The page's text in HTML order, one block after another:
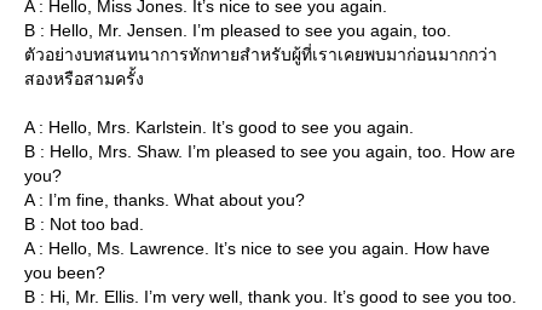
A : Hello, Miss Jones. It’s nice to see you again.
B : Hello, Mr. Jensen. I’m pleased to see you again, too.
ตัวอย่างบทสนทนาการทักทายสำหรับผู้ที่เราเคยพบมาก่อนมากกว่า
สองหรือสามครั้ง
A : Hello, Mrs. Karlstein. It’s good to see you again.
B : Hello, Mrs. Shaw. I’m pleased to see you again, too. How are
you?
A : I’m fine, thanks. What about you?
B : Not too bad.
A : Hello, Ms. Lawrence. It’s nice to see you again. How have
you been?
B : Hi, Mr. Ellis. I’m very well, thank you. It’s good to see you too.